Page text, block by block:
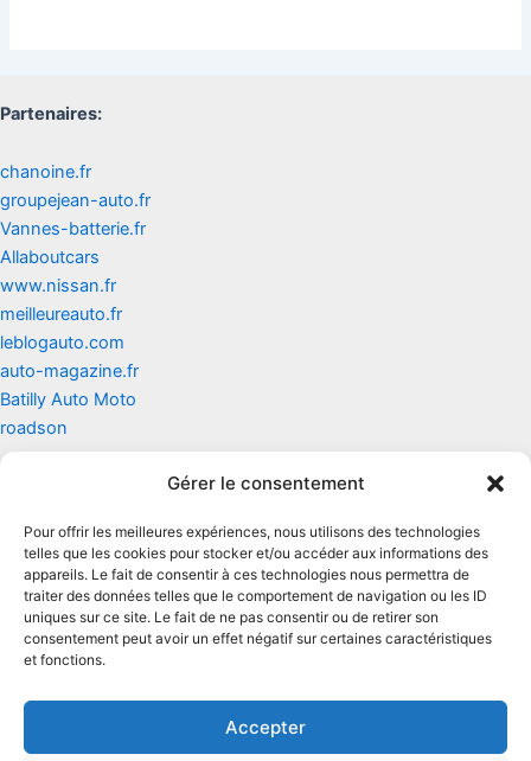
Gérer le consentement
Pour offrir les meilleures expériences, nous utilisons des technologies
telles que les cookies pour stocker et/ou accéder aux informations des
appareils. Le fait de consentir à ces technologies nous permettra de
traiter des données telles que le comportement de navigation ou les ID
uniques sur ce site. Le fait de ne pas consentir ou de retirer son
consentement peut avoir un effet négatif sur certaines caractéristiques
et fonctions.
Accepter
Partenaires:
chanoine.fr
groupejean-auto.fr
Vannes-batterie.fr
Allaboutcars
www.nissan.fr
meilleureauto.fr
leblogauto.com
auto-magazine.fr
Batilly Auto Moto
roadson
Mentions légales
Conditions générales d'utilisation
Conditions générales de vente
Politique de cookies
Politique de confidentialité